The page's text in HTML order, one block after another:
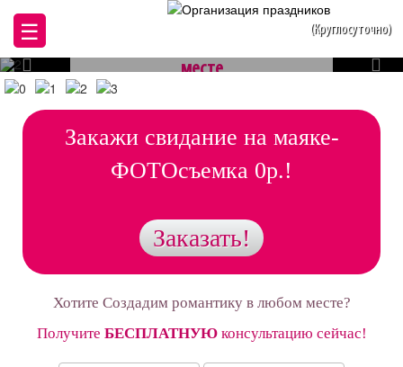
(Круглосуточно)
месте
Закажи свидание на маяке-
ФОТОсъемка 0р.!
Заказать!
Хотите Создадим романтику в любом месте?
Получите БЕСПЛАТНУЮконсультацию сейчас!
☰